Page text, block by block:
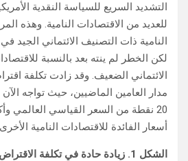
التشديد السريع للسياسة النقدية
للعديد من الاقتصادات النامية. وهذه
النامية ذات التصنيف الائتماني الجيد
لكن الخطر لم ينته بعد بالنسبة
الائتماني الضعيف. وقد زادت تكلفة
مدار العامين الماضيين، حيث تواجه
20 نقطة من السعر القياسي العالمي
أسعار الفائدة للاقتصادات النامية الأخرى
الشكل 1. زيادة حادة في تكلفة